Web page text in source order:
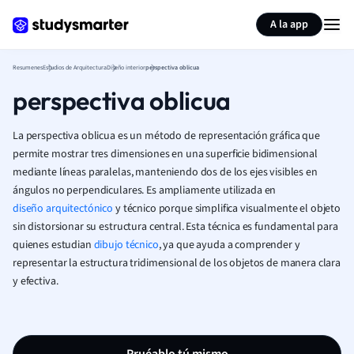
A la app
ResumenesEstudios de ArquitecturaDiseño interiorperspectiva oblicua
perspectiva oblicua
La perspectiva oblicua es un método de representación gráfica que
permite mostrar tres dimensiones en una superficie bidimensional
mediante líneas paralelas, manteniendo dos de los ejes visibles en
ángulos no perpendiculares. Es ampliamente utilizada en
diseño arquitectónico y técnico porque simplifica visualmente el objeto
sin distorsionar su estructura central. Esta técnica es fundamental para
quienes estudian dibujo técnico, ya que ayuda a comprender y
representar la estructura tridimensional de los objetos de manera clara
y efectiva.
Resumir página